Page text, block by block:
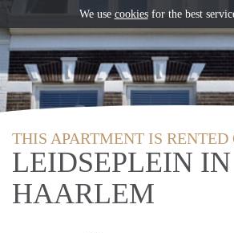
THIS APARTMENT IS RENTED
LEIDSEPLEIN IN
HAARLEM
We use cookiesfor the best